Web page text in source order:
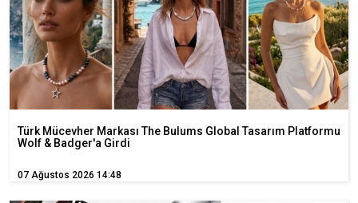
Türk Mücevher Markası The Bulums Global Tasarım Platformu
Wolf & Badger'a Girdi
07 Ağustos 2026 14:48